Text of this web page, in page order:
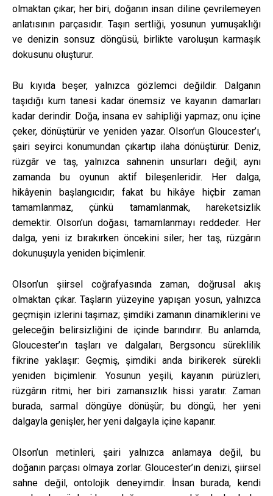
olmaktan çıkar; her biri, doğanın insan diline çevrilemeyen
anlatısının parçasıdır. Taşın sertliği, yosunun yumuşaklığı
ve denizin sonsuz döngüsü, birlikte varoluşun karmaşık
dokusunu oluşturur.
Bu kıyıda beşer, yalnızca gözlemci değildir. Dalganın
taşıdığı kum tanesi kadar önemsiz ve kayanın damarları
kadar derindir. Doğa, insana ev sahipliği yapmaz; onu içine
çeker, dönüştürür ve yeniden yazar. Olson’un Gloucester’ı,
şairi seyirci konumundan çıkartıp ilaha dönüştürür. Deniz,
rüzgâr ve taş, yalnızca sahnenin unsurları değil; aynı
zamanda bu oyunun aktif bileşenleridir. Her dalga,
hikâyenin başlangıcıdır; fakat bu hikâye hiçbir zaman
tamamlanmaz, çünkü tamamlanmak, hareketsizlik
demektir. Olson’un doğası, tamamlanmayı reddeder. Her
dalga, yeni iz bırakırken öncekini siler; her taş, rüzgârın
dokunuşuyla yeniden biçimlenir.
Olson’un şiirsel coğrafyasında zaman, doğrusal akış
olmaktan çıkar. Taşların yüzeyine yapışan yosun, yalnızca
geçmişin izlerini taşımaz; şimdiki zamanın dinamiklerini ve
geleceğin belirsizliğini de içinde barındırır. Bu anlamda,
Gloucester’ın taşları ve dalgaları, Bergsoncu süreklilik
fikrine yaklaşır: Geçmiş, şimdiki anda birikerek sürekli
yeniden biçimlenir. Yosunun yeşili, kayanın pürüzleri,
rüzgârın ritmi, her biri zamansızlık hissi yaratır. Zaman
burada, sarmal döngüye dönüşür; bu döngü, her yeni
dalgayla genişler, her yeni dalgayla içine kapanır.
Olson’un metinleri, şairi yalnızca anlamaya değil, bu
doğanın parçası olmaya zorlar. Gloucester’ın denizi, şiirsel
sahne değil, ontolojik deneyimdir. İnsan burada, kendi